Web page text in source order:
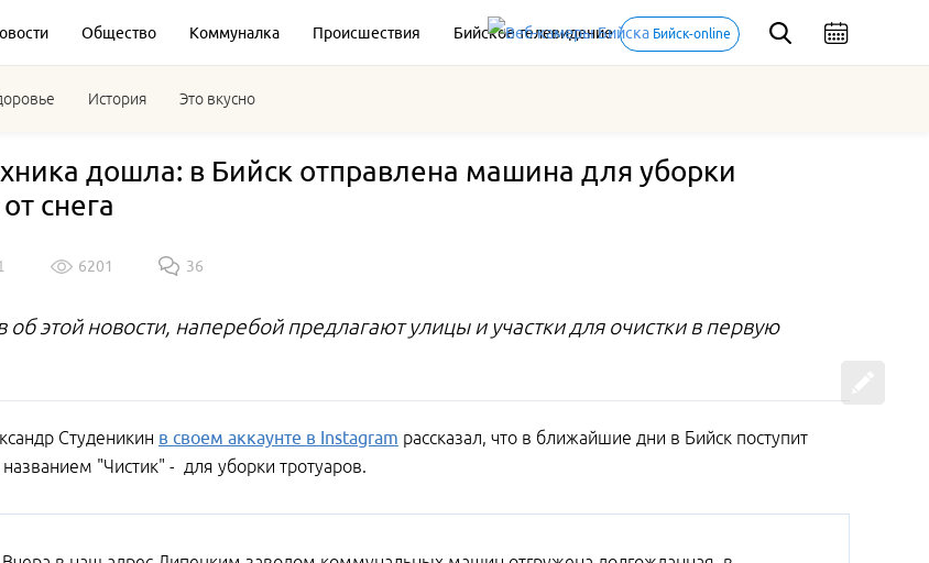
Общество Коммуналка Происшествия Бийское телевидение Бийск-online
История Это вкусно
дошла: в Бийск отправлена машина для уборки
снега
6201 36
об этой новости, наперебой предлагают улицы и участки для очистки в первую
Студеникин в своем аккаунте в Instagram рассказал, что в ближайшие дни в Бийск поступит
"Чистик" - для уборки тротуаров.